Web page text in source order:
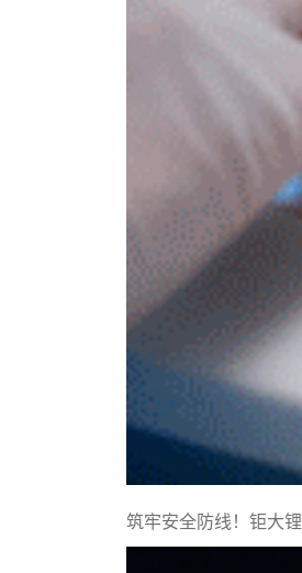
筑牢安全防线！钜大